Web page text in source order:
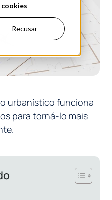
cookies
Recusar
urbanístico funciona
para torná-lo mais